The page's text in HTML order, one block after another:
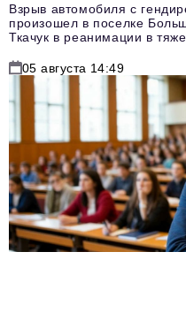
Взрыв автомобиля с
произошел в поселке
Ткачук в реанимации в
05 августа 14:49